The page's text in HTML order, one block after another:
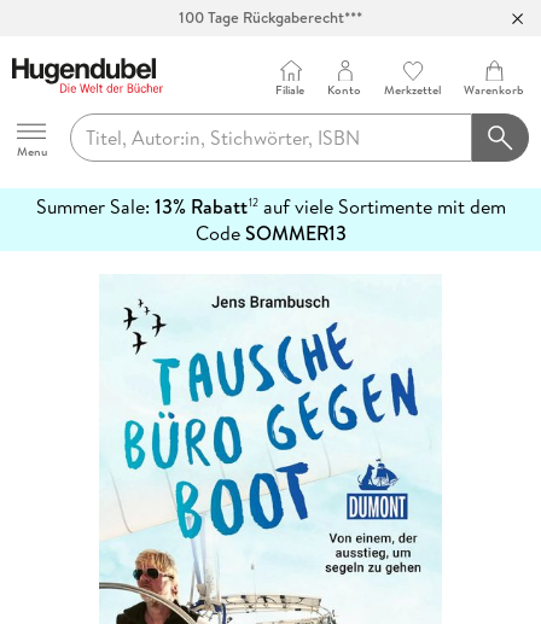
100 Tage Rückgaberecht***
Hugendubel
Menu
Filiale Konto Merkzettel Warenkorb
Summer Sale: 13% Rabatt12auf viele Sortimente mit dem
CodeSOMMER13
erfahren